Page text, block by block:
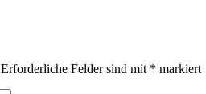
Erforderliche Felder sind mit * markiert